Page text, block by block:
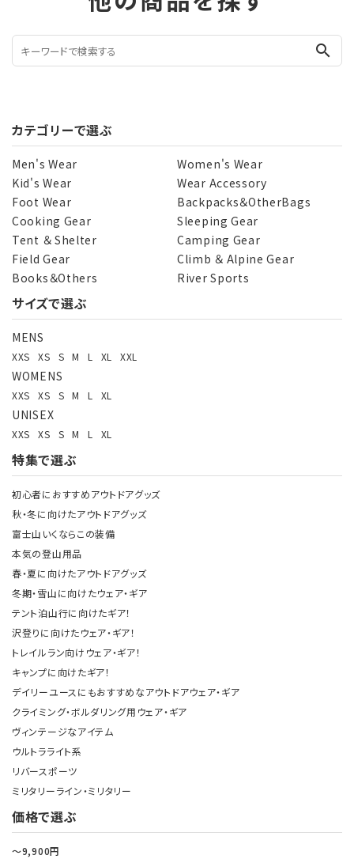
search
カテゴリーで選ぶ
Men's Wear
Women's Wear
Kid's Wear
Wear Accessory
Foot Wear
Backpacks＆OtherBags
Cooking Gear
Sleeping Gear
Tent ＆ Shelter
Camping Gear
Field Gear
Climb ＆ Alpine Gear
Books＆Others
River Sports
サイズで選ぶ
MENS
XXS XS S M L XL XXL
WOMENS
XXS XS S M L XL
UNISEX
XXS XS S M L XL
特集で選ぶ
初心者におすすめアウトドアグッズ
秋・冬に向けたアウトドアグッズ
富士山いくならこの装備
本気の登山用品
春・夏に向けたアウトドアグッズ
冬期・雪山に向けたウェア・ギア
テント泊山行に向けたギア！
沢登りに向けたウェア・ギア！
トレイルラン向けウェア・ギア！
キャンプに向けたギア！
デイリーユースにもおすすめなアウトドアウェア・ギア
クライミング・ボルダリング用ウェア・ギア
ヴィンテージなアイテム
ウルトラライト系
リバースポーツ
ミリタリーライン・ミリタリー
価格で選ぶ
～9,900円